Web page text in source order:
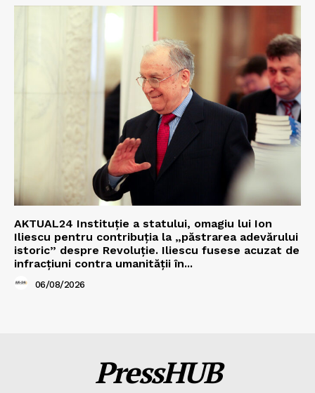
AKTUAL24 Instituție a statului, omagiu lui Ion
Iliescu pentru contribuția la „păstrarea adevărului
istoric” despre Revoluție. Iliescu fusese acuzat de
infracțiuni contra umanității în...
06/08/2026
PressHUB